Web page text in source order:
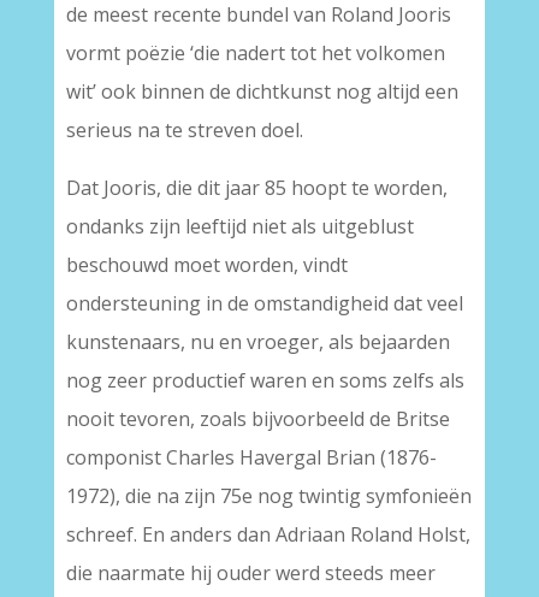
de meest recente bundel van Roland Jooris
vormt poëzie ‘die nadert tot het volkomen
wit’ ook binnen de dichtkunst nog altijd een
serieus na te streven doel.
Dat Jooris, die dit jaar 85 hoopt te worden,
ondanks zijn leeftijd niet als uitgeblust
beschouwd moet worden, vindt
ondersteuning in de omstandigheid dat veel
kunstenaars, nu en vroeger, als bejaarden
nog zeer productief waren en soms zelfs als
nooit tevoren, zoals bijvoorbeeld de Britse
componist Charles Havergal Brian (1876-
1972), die na zijn 75e nog twintig symfonieën
schreef. En anders dan Adriaan Roland Holst,
die naarmate hij ouder werd steeds meer